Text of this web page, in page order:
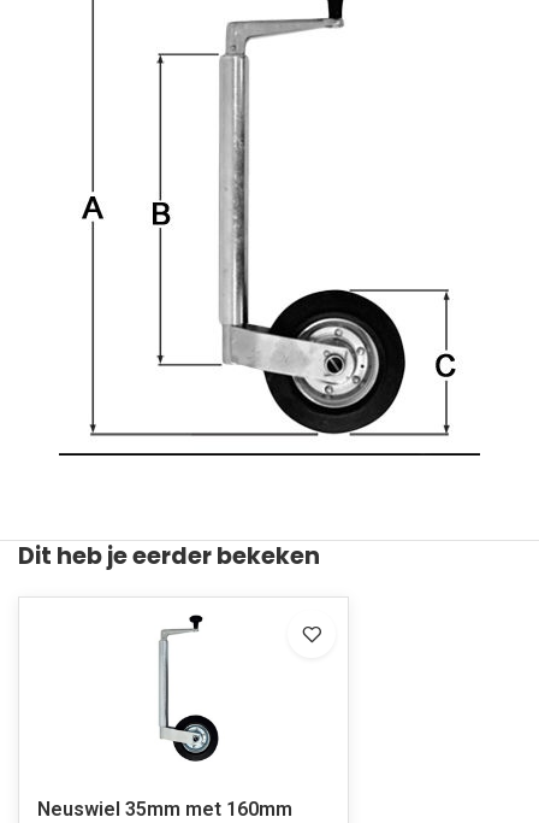
Dit heb je eerder bekeken
Neuswiel 35mm met 160mm